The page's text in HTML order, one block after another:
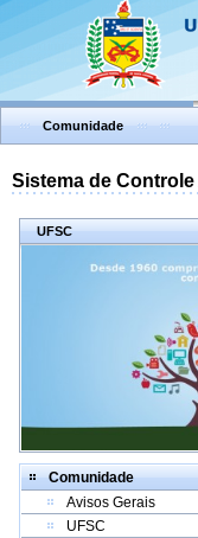
Comunidade
Sistema de
UFSC
Comunidade
Avisos Gerais
UFSC